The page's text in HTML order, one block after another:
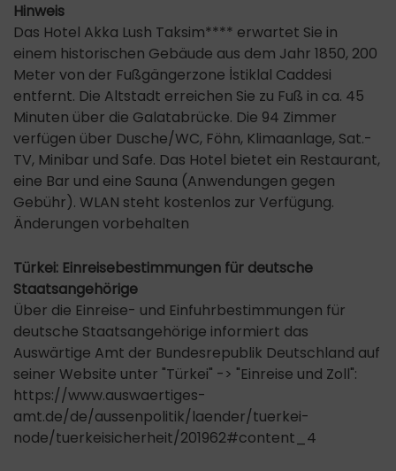
Hinweis
Das Hotel Akka Lush Taksim**** erwartet Sie in
einem historischen Gebäude aus dem Jahr 1850, 200
Meter von der Fußgängerzone İstiklal Caddesi
entfernt. Die Altstadt erreichen Sie zu Fuß in ca. 45
Minuten über die Galatabrücke. Die 94 Zimmer
verfügen über Dusche/WC, Föhn, Klimaanlage, Sat.-
TV, Minibar und Safe. Das Hotel bietet ein Restaurant,
eine Bar und eine Sauna (Anwendungen gegen
Gebühr). WLAN steht kostenlos zur Verfügung.
Änderungen vorbehalten
Türkei: Einreisebestimmungen für deutsche
Staatsangehörige
Über die Einreise- und Einfuhrbestimmungen für
deutsche Staatsangehörige informiert das
Auswärtige Amt der Bundesrepublik Deutschland auf
seiner Website unter "Türkei" -> "Einreise und Zoll":
https://www.auswaertiges-
amt.de/de/aussenpolitik/laender/tuerkei-
node/tuerkeisicherheit/201962#content_4